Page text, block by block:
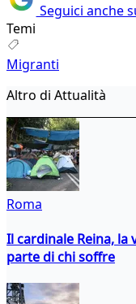
Seguici anche
Temi
Migranti
Altro di Attualità
Roma
Il cardinale Reina, la
parte di chi soffre